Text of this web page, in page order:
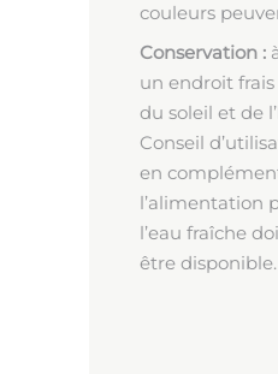
couleurs
Conservation :
un endroit frais
du soleil et de
Conseil
en
l’alimentation
l’eau fraîche
être disponible.